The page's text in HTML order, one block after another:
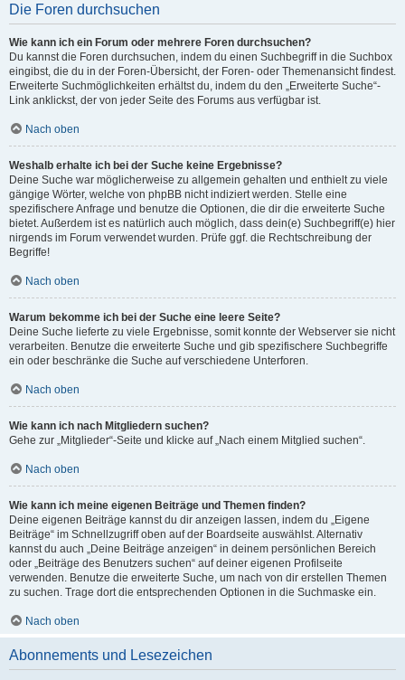
Die Foren durchsuchen
Wie kann ich ein Forum oder mehrere Foren durchsuchen?
Du kannst die Foren durchsuchen, indem du einen Suchbegriff in die Suchbox
eingibst, die du in der Foren-Übersicht, der Foren- oder Themenansicht findest.
Erweiterte Suchmöglichkeiten erhältst du, indem du den „Erweiterte Suche“-
Link anklickst, der von jeder Seite des Forums aus verfügbar ist.
Nach oben
Weshalb erhalte ich bei der Suche keine Ergebnisse?
Deine Suche war möglicherweise zu allgemein gehalten und enthielt zu viele
gängige Wörter, welche von phpBB nicht indiziert werden. Stelle eine
spezifischere Anfrage und benutze die Optionen, die dir die erweiterte Suche
bietet. Außerdem ist es natürlich auch möglich, dass dein(e) Suchbegriff(e) hier
nirgends im Forum verwendet wurden. Prüfe ggf. die Rechtschreibung der
Begriffe!
Nach oben
Warum bekomme ich bei der Suche eine leere Seite?
Deine Suche lieferte zu viele Ergebnisse, somit konnte der Webserver sie nicht
verarbeiten. Benutze die erweiterte Suche und gib spezifischere Suchbegriffe
ein oder beschränke die Suche auf verschiedene Unterforen.
Nach oben
Wie kann ich nach Mitgliedern suchen?
Gehe zur „Mitglieder“-Seite und klicke auf „Nach einem Mitglied suchen“.
Nach oben
Wie kann ich meine eigenen Beiträge und Themen finden?
Deine eigenen Beiträge kannst du dir anzeigen lassen, indem du „Eigene
Beiträge“ im Schnellzugriff oben auf der Boardseite auswählst. Alternativ
kannst du auch „Deine Beiträge anzeigen“ in deinem persönlichen Bereich
oder „Beiträge des Benutzers suchen“ auf deiner eigenen Profilseite
verwenden. Benutze die erweiterte Suche, um nach von dir erstellen Themen
zu suchen. Trage dort die entsprechenden Optionen in die Suchmaske ein.
Nach oben
Abonnements und Lesezeichen